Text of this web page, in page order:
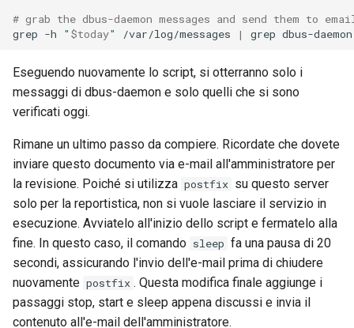
# grab the dbus-daemon messages and send them to
grep -h " $today" /var/log/messages | grep
Eseguendo nuovamente lo script, si otterranno solo i
messaggi di dbus-daemon e solo quelli che si sono
verificati oggi.
Rimane un ultimo passo da compiere. Ricordate che dovete
inviare questo documento via e-mail all'amministratore per
la revisione. Poiché si utilizza postfix su questo server
solo per la reportistica, non si vuole lasciare il servizio in
esecuzione. Avviatelo all'inizio dello script e fermatelo alla
fine. In questo caso, il comando sleep fa una pausa di 20
secondi, assicurando l'invio dell'e-mail prima di chiudere
nuovamente postfix . Questa modifica finale aggiunge i
passaggi stop, start e sleep appena discussi e invia il
contenuto all'e-mail dell'amministratore.